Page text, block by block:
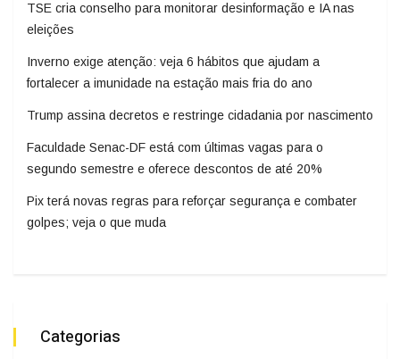
TSE cria conselho para monitorar desinformação e IA nas
eleições
Inverno exige atenção: veja 6 hábitos que ajudam a
fortalecer a imunidade na estação mais fria do ano
Trump assina decretos e restringe cidadania por nascimento
Faculdade Senac-DF está com últimas vagas para o
segundo semestre e oferece descontos de até 20%
Pix terá novas regras para reforçar segurança e combater
golpes; veja o que muda
Categorias